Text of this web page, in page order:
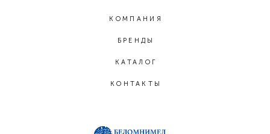
КОМПАНИЯ
БРЕНДЫ
КАТАЛОГ
КОНТАКТЫ